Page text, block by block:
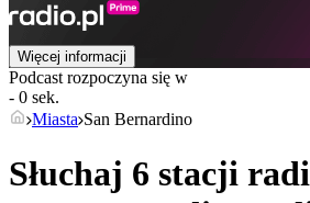
Więcej informacji
Podcast rozpoczyna się w
- 0 sek.
Miasta San Bernardino
Słuchaj 6 stacji